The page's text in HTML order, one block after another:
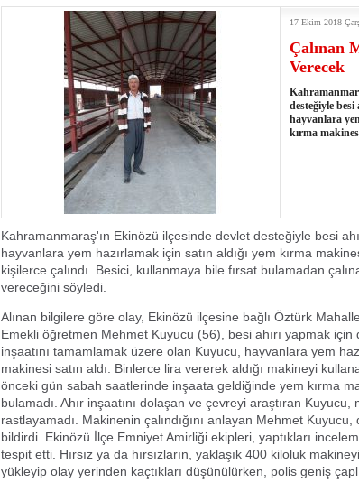
ANTALYA’DA DENİZ SUYU SICAKLIĞI 30
GÖRDÜ
17 Ekim 2018
Çalınan
Verecek
desteğiyle besi
hayvanlara
kırma
Kahramanmaraş'ın Ekinözü ilçesinde devlet desteğiyle besi
hayvanlara yem hazırlamak için satın aldığı yem kırma
kişilerce çalındı. Besici, kullanmaya bile fırsat bulamadan
vereceğini söyledi.
Alınan bilgilere göre olay, Ekinözü ilçesine bağlı Öztürk
Emekli öğretmen Mehmet Kuyucu (56), besi ahırı yapmak için
inşaatını tamamlamak üzere olan Kuyucu, hayvanlara yem
makinesi satın aldı. Binlerce lira vererek aldığı makineyi
önceki gün sabah saatlerinde inşaata geldiğinde yem kırma
bulamadı. Ahır inşaatını dolaşan ve çevreyi araştıran Kuyucu,
rastlayamadı. Makinenin çalındığını anlayan Mehmet
bildirdi. Ekinözü İlçe Emniyet Amirliği ekipleri, yaptıkları
tespit etti. Hırsız ya da hırsızların, yaklaşık 400 kiloluk
yükleyip olay yerinden kaçtıkları düşünülürken, polis geniş